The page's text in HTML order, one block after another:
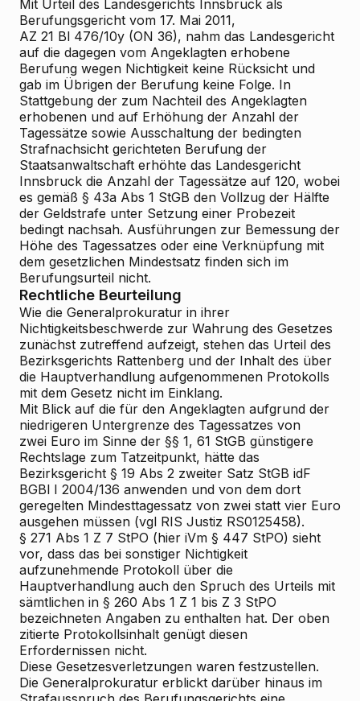
Mit Urteil des Landesgerichts Innsbruck als
Berufungsgericht vom 17. Mai 2011,
AZ 21 Bl 476/10y (ON 36), nahm das Landesgericht
auf die dagegen vom Angeklagten erhobene
Berufung wegen Nichtigkeit keine Rücksicht und
gab im Übrigen der Berufung keine Folge. In
Stattgebung der zum Nachteil des Angeklagten
erhobenen und auf Erhöhung der Anzahl der
Tagessätze sowie Ausschaltung der bedingten
Strafnachsicht gerichteten Berufung der
Staatsanwaltschaft erhöhte das Landesgericht
Innsbruck die Anzahl der Tagessätze auf 120, wobei
es gemäß § 43a Abs 1 StGB den Vollzug der Hälfte
der Geldstrafe unter Setzung einer Probezeit
bedingt nachsah. Ausführungen zur Bemessung der
Höhe des Tagessatzes oder eine Verknüpfung mit
dem gesetzlichen Mindestsatz finden sich im
Berufungsurteil nicht.
Rechtliche Beurteilung
Wie die Generalprokuratur in ihrer
Nichtigkeitsbeschwerde zur Wahrung des Gesetzes
zunächst zutreffend aufzeigt, stehen das Urteil des
Bezirksgerichts Rattenberg und der Inhalt des über
die Hauptverhandlung aufgenommenen Protokolls
mit dem Gesetz nicht im Einklang.
Mit Blick auf die für den Angeklagten aufgrund der
niedrigeren Untergrenze des Tagessatzes von
zwei Euro im Sinne der §§ 1, 61 StGB günstigere
Rechtslage zum Tatzeitpunkt, hätte das
Bezirksgericht § 19 Abs 2 zweiter Satz StGB idF
BGBl I 2004/136 anwenden und von dem dort
geregelten Mindesttagessatz von zwei statt vier Euro
ausgehen müssen (vgl RIS Justiz RS0125458).
§ 271 Abs 1 Z 7 StPO (hier iVm § 447 StPO) sieht
vor, dass das bei sonstiger Nichtigkeit
aufzunehmende Protokoll über die
Hauptverhandlung auch den Spruch des Urteils mit
sämtlichen in § 260 Abs 1 Z 1 bis Z 3 StPO
bezeichneten Angaben zu enthalten hat. Der oben
zitierte Protokollsinhalt genügt diesen
Erfordernissen nicht.
Diese Gesetzesverletzungen waren festzustellen.
Die Generalprokuratur erblickt darüber hinaus im